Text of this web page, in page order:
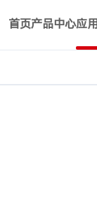
首页产品中心应